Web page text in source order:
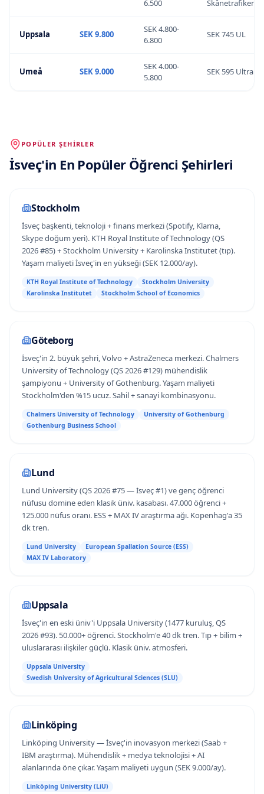
IELTS hazırlık özel kurslar tercih edilir. İsveççe
master'a başlamak + SFI ücretsiz kursları takip etmek,
(2) Folkhögskola 1 yıllık program ile residence permit +
Stockholm
Folkuniversitetet ana merkezleri en kaliteli + yoğun.
6.500
Skånetrafiken
Uppsala SEK 9.800
SEK 4.800-
6.800
SEK 745 UL
Umeå SEK 9.000
SEK 4.000-
5.800
SEK 595 Ultra
POPÜLER ŞEHIRLER
İsveç'in En Popüler Öğrenci Şehirleri
Stockholm
İsveç başkenti, teknoloji + finans merkezi (Spotify, Klarna,
Skype doğum yeri). KTH Royal Institute of Technology (QS
2026 #85) + Stockholm University + Karolinska Institutet (tıp).
Yaşam maliyeti İsveç'in en yükseği (SEK 12.000/ay).
KTH Royal Institute of Technology
Stockholm University
Karolinska Institutet
Stockholm School of Economics
Göteborg
İsveç'in 2. büyük şehri, Volvo + AstraZeneca merkezi. Chalmers
University of Technology (QS 2026 #129) mühendislik
şampiyonu + University of Gothenburg. Yaşam maliyeti
Stockholm'den %15 ucuz. Sahil + sanayi kombinasyonu.
Chalmers University of Technology
University of Gothenburg
Gothenburg Business School
Lund
Lund University (QS 2026 #75 — İsveç #1) ve genç öğrenci
nüfusu domine eden klasik üniv. kasabası. 47.000 öğrenci +
125.000 nüfus oranı. ESS + MAX IV araştırma ağı. Kopenhag'a 35
dk tren.
Lund University
European Spallation Source (ESS)
MAX IV Laboratory
Uppsala
İsveç'in en eski üniv'i Uppsala University (1477 kuruluş, QS
2026 #93). 50.000+ öğrenci. Stockholm'e 40 dk tren. Tıp + bilim +
uluslararası ilişkiler güçlü. Klasik üniv. atmosferi.
Uppsala University
Swedish University of Agricultural Sciences (SLU)
Linköping
Linköping University — İsveç'in inovasyon merkezi (Saab +
IBM araştırma). Mühendislik + medya teknolojisi + AI
alanlarında öne çıkar. Yaşam maliyeti uygun (SEK 9.000/ay).
Linköping University (LiU)